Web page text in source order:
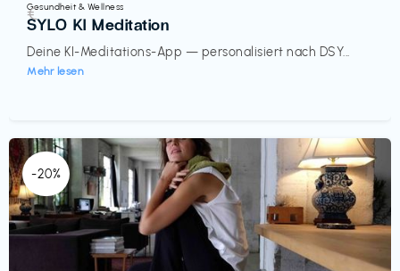
Gesundheit & Wellness
SYLO KI Meditation
Deine KI-Meditations-App — personalisiert nach DSY...
Mehr lesen
€‎
-20%